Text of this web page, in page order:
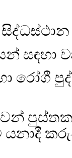
සඳහා
රෝගී